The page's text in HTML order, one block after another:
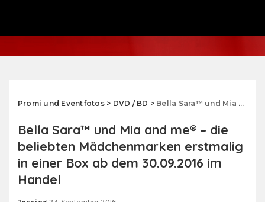
Promi und Eventfotos> DVD / BD > Bella Sara™ und Mia and me® – die beliebten Mädchenmarken erstmalig in einer Box ab dem 30.09.2016 im Handel
Bella Sara™ und Mia and me® – die
beliebten Mädchenmarken erstmalig
in einer Box ab dem 30.09.2016 im
Handel